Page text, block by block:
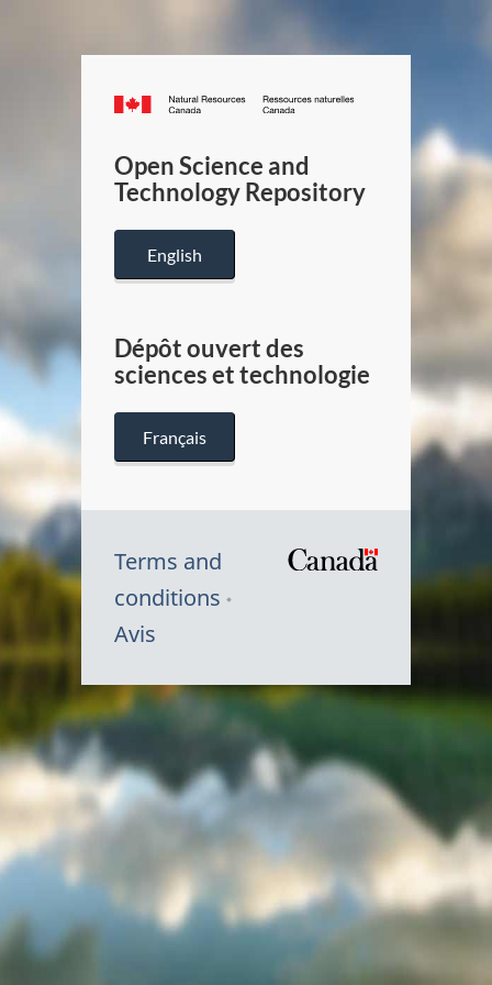
Canada.ca
/
Canada
Open Science and
Technology Repository
English
Dépôt ouvert des
sciences et technologie
Français
Terms and
conditions
Avis
Symbole
du